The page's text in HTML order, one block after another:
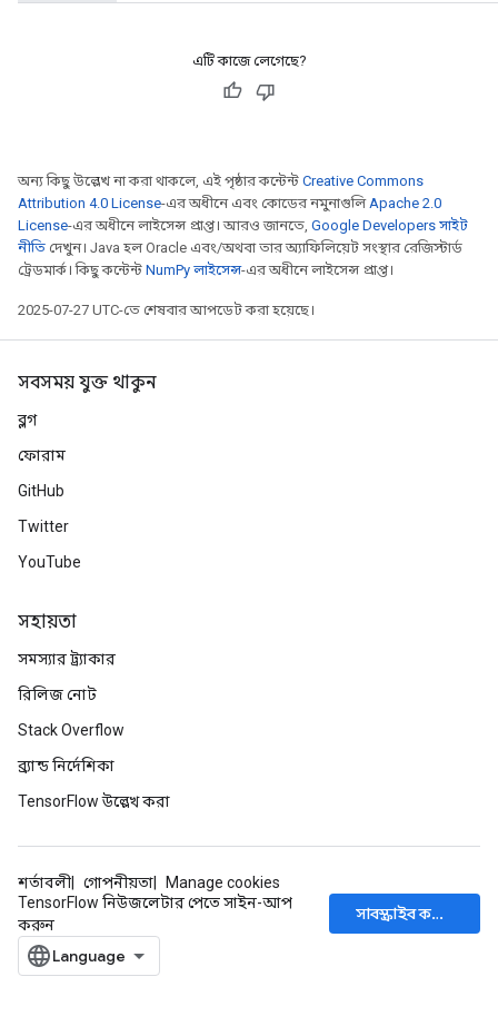
এটি কাজে লেগেছে?
অন্য কিছু উল্লেখ না করা থাকলে, এই পৃষ্ঠার কন্টেন্ট Creative Commons
Attribution 4.0 License-এর অধীনে এবং কোডের নমুনাগুলিApache 2.0
License-এর অধীনে লাইসেন্স প্রাপ্ত। আরও জানতে, Google Developers সাইট
নীতি দেখুন। Java হল Oracle এবং/অথবা তার অ্যাফিলিয়েট সংস্থার রেজিস্টার্ড
ট্রেডমার্ক। কিছু কন্টেন্ট NumPy লাইসেন্স-এর অধীনে লাইসেন্স প্রাপ্ত।
2025-07-27 UTC-তে শেষবার আপডেট করা হয়েছে।
সবসময় যুক্ত থাকুন
ব্লগ
ফোরাম
GitHub
Twitter
YouTube
সহায়তা
সমস্যার ট্র্যাকার
রিলিজ নোট
Stack Overflow
ব্র্যান্ড নির্দেশিকা
TensorFlow উল্লেখ করা
শর্তাবলী গোপনীয়তা
Manage cookies
TensorFlow নিউজলেটার পেতে সাইন-আপ
করুন
সাবস্ক্রাইব করুন